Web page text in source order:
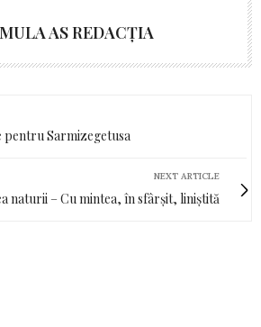
AS REDACȚIA
Sarmizegetusa
NEXT ARTICLE
naturii – Cu mintea, în sfârșit, liniștită